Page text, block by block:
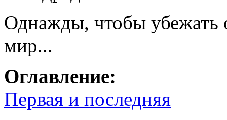
Однажды, чтобы убежать
мир...
Оглавление:
Первая и последняя